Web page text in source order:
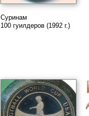
Суринам
100 гуилдеров (1992 г.)